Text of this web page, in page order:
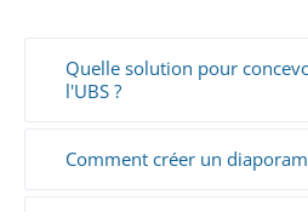
Quelle solution pour
l'UBS ?
Comment créer un